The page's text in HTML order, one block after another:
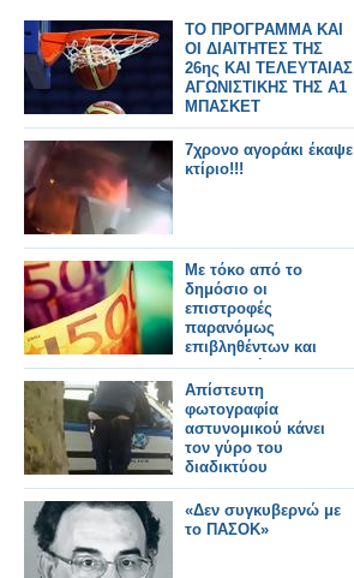
ΤΟ ΠΡΟΓΡΑΜΜΑ ΚΑΙ
ΟΙ ΔΙΑΙΤΗΤΕΣ ΤΗΣ
26ης ΚΑΙ ΤΕΛΕΥΤΑΙΑΣ
ΑΓΩΝΙΣΤΙΚΗΣ ΤΗΣ Α1
ΜΠΑΣΚΕΤ
7χρονο αγοράκι έκαψε
κτίριο!!!
Με τόκο από το
δημόσιο οι
επιστροφές
παρανόμως
επιβληθέντων και
εισπραχθέντων
φόρων
Απίστευτη
φωτογραφία
αστυνομικού κάνει
τον γύρο του
διαδικτύου
«Δεν συγκυβερνώ με
το ΠΑΣΟΚ»